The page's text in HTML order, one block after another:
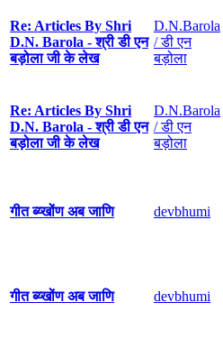
Re: Articles By Shri
D.N. Barola - श्री डी एन
बड़ोला जी के लेख
D.N.Barola
/ डी एन
बड़ोला
Re: Articles By Shri
D.N. Barola - श्री डी एन
बड़ोला जी के लेख
D.N.Barola
/ डी एन
बड़ोला
गीत ब्य्खोंण अब जाणि devbhumi
गीत ब्य्खोंण अब जाणि devbhumi